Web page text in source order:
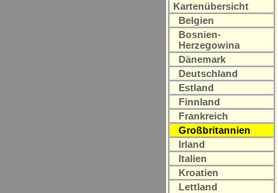
Kartenübersicht
Belgien
Bosnien-
Herzegowina
Dänemark
Deutschland
Estland
Finnland
Frankreich
Großbritannien
Irland
Italien
Kroatien
Lettland